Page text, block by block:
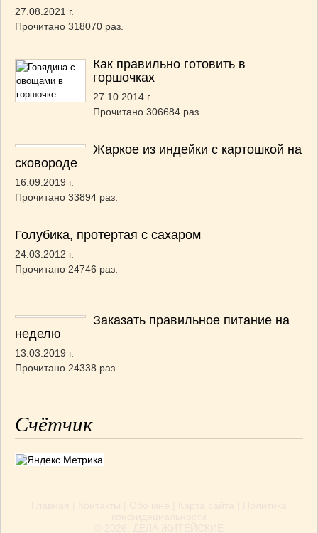
27.08.2021 г.
Прочитано 318070 раз.
Как правильно готовить в
горшочках
27.10.2014 г.
Прочитано 306684 раз.
Жаркое из индейки с картошкой на
сковороде
16.09.2019 г.
Прочитано 33894 раз.
Голубика, протертая с сахаром
24.03.2012 г.
Прочитано 24746 раз.
Заказать правильное питание на
неделю
13.03.2019 г.
Прочитано 24338 раз.
Счётчик